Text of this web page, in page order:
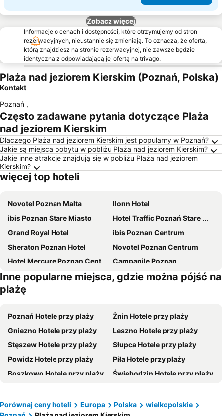
Zobacz więcej
Informacje o cenach i dostępności, które otrzymujemy od stron
rezerwacyjnych, nieustannie się zmieniają. To oznacza, że oferta,
którą znajdziesz na stronie rezerwacyjnej, nie zawsze będzie
identyczna z odpowiadającą jej ofertą na trivago.
Plaża nad jeziorem Kierskim (Poznań, Polska)
Kontakt
Poznań ,
Często zadawane pytania dotyczące Plaża
nad jeziorem Kierskim
Dlaczego Plaża nad jeziorem Kierskim jest popularny w Poznań?
Jakie są miejsca pobytu w pobliżu Plaża nad jeziorem Kierskim?
Jakie inne atrakcje znajdują się w pobliżu Plaża nad jeziorem
Kierskim?
więcej top hoteli
Novotel Poznan Malta
Ilonn Hotel
ibis Poznan Stare Miasto
Hotel Traffic Poznań Stare Miasto
Grand Royal Hotel
ibis Poznan Centrum
Sheraton Poznan Hotel
Novotel Poznan Centrum
Hotel Mercure Poznan Centrum
Campanile Poznan
Andersia Hotel & Spa Poznan, a member of Radisson Individuals
Hotel Kolegiacki
Hotel Moderno
Hotel HP Park Poznań Malta
City Park Hotel & Residence
Rezydencja Solei
Hotel Wloski
Gaja
Hotel Altus Poznań Old Town - Destigo Hotels
Hotel Edison
Comm Hotel
Hotel Topaz Poznań Centrum
Ilonn Boutique Limanowskiego
Hotel Focus Poznań
Platinum Residence Boutique
Inne popularne miejsca, gdzie można pójść na
plażę
Poznań Hotele przy plaży
Żnin Hotele przy plaży
Gniezno Hotele przy plaży
Leszno Hotele przy plaży
Stęszew Hotele przy plaży
Słupca Hotele przy plaży
Powidz Hotele przy plaży
Piła Hotele przy plaży
Boszkowo Hotele przy plaży
Świebodzin Hotele przy plaży
Września Hotele przy plaży
Wałcz Hotele przy plaży
Porównaj ceny hoteli Europa Polska
wielkopolskie